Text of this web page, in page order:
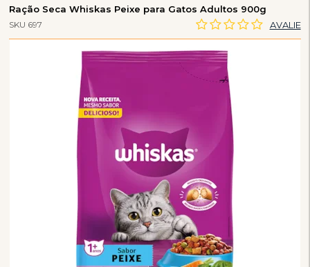
Ração Seca Whiskas Peixe para Gatos Adultos 900g
SKU 697 AVALIE